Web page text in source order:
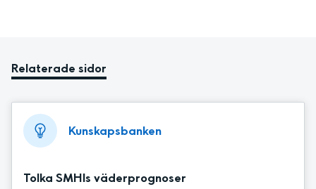
Relaterade sidor
Kunskapsbanken
Tolka SMHIs väderprognoser